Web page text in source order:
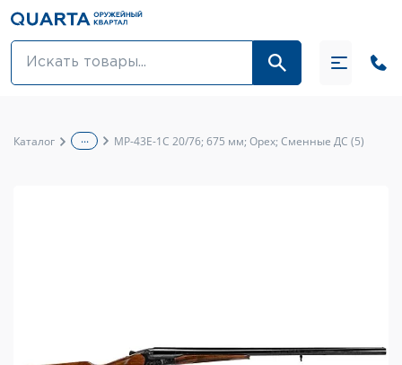
Оптовикам
Каталог ... МР-43Е-1С 20/76; 675 мм; Орех; Сменные ДС (5)